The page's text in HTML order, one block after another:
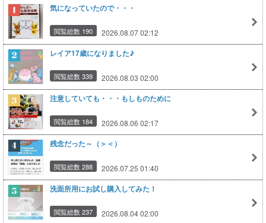
気になっていたので・・・
閲覧総数 190 2026.08.07 02:12
レイア17歳になりました♪
閲覧総数 339 2026.08.03 02:00
注意していても・・・もしものために
閲覧総数 184 2026.08.06 02:17
残念だった～（＞＜）
閲覧総数 288 2026.07.25 01:40
洗面所用にお試し購入してみた！
閲覧総数 237 2026.08.04 02:00